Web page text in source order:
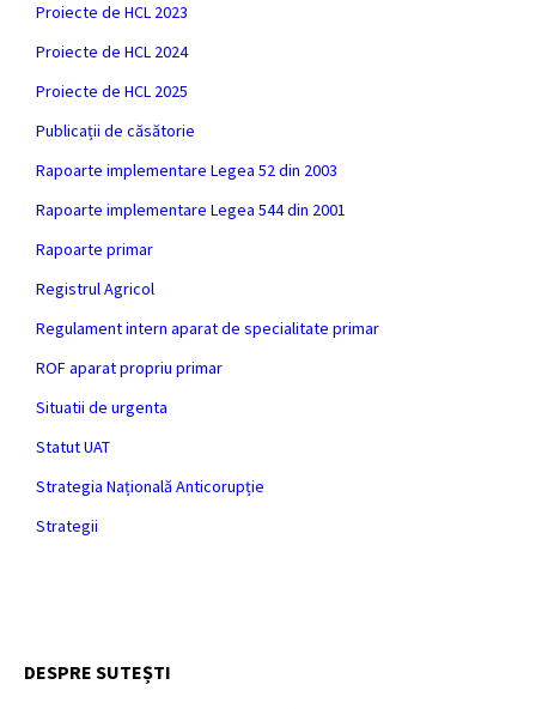
Proiecte de HCL 2023
Proiecte de HCL 2024
Proiecte de HCL 2025
Publicații de căsătorie
Rapoarte implementare Legea 52 din 2003
Rapoarte implementare Legea 544 din 2001
Rapoarte primar
Registrul Agricol
Regulament intern aparat de specialitate primar
ROF aparat propriu primar
Situatii de urgenta
Statut UAT
Strategia Națională Anticorupție
Strategii
DESPRE SUTEȘTI